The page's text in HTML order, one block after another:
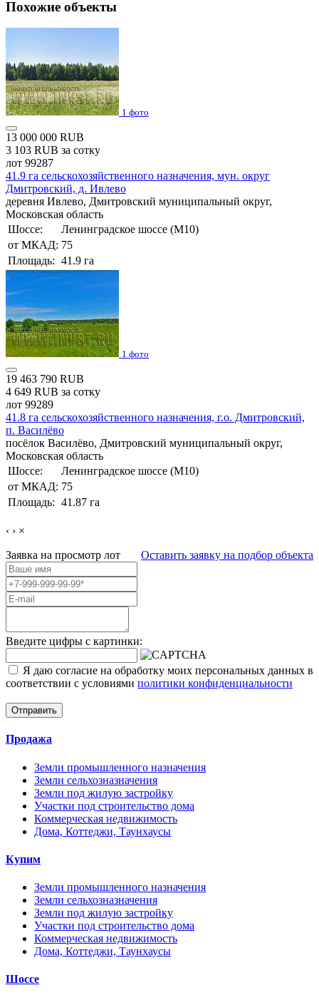
Похожие объекты
1 фото
13 000 000 RUB
3 103 RUB за сотку
лот 99287
41.9 га сельскохозяйственного назначения, мун. округ
Дмитровский, д. Ивлево
деревня Ивлево, Дмитровский муниципальный округ,
Московская область
Шоссе:
Ленинградское шоссе (М10)
от МКАД: 75
Площадь: 41.9 га
1 фото
19 463 790 RUB
4 649 RUB за сотку
лот 99289
41.8 га сельскохозяйственного назначения, г.о. Дмитровский,
п. Василёво
посёлок Василёво, Дмитровский муниципальный округ,
Московская область
Шоссе:
Ленинградское шоссе (М10)
от МКАД: 75
Площадь: 41.87 га
‹ › ×
Оставить заявку на подбор объекта
Заявка на просмотр лот
Введите цифры с картинки:
Я даю согласие на обработку моих персональных данных в
соответствии с условиями политики конфиденциальности
Отправить
Продажа
Земли промышленного назначения
Земли сельхозназначения
Земли под жилую застройку
Участки под строительство дома
Коммерческая недвижимость
Дома, Коттеджи, Таунхаусы
Купим
Земли промышленного назначения
Земли сельхозназначения
Земли под жилую застройку
Участки под строительство дома
Коммерческая недвижимость
Дома, Коттеджи, Таунхаусы
Шоссе